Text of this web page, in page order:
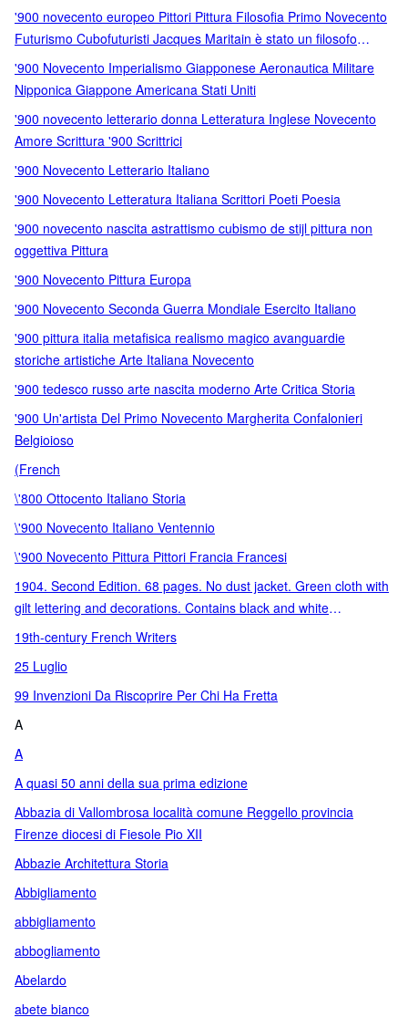
'900 novecento europeo Pittori Pittura Filosofia Primo Novecento
Futurismo Cubofuturisti Jacques Maritain è stato un filosofo
francese
'900 Novecento Imperialismo Giapponese Aeronautica Militare
Nipponica Giappone Americana Stati Uniti
'900 novecento letterario donna Letteratura Inglese Novecento
Amore Scrittura '900 Scrittrici
'900 Novecento Letterario Italiano
'900 Novecento Letteratura Italiana Scrittori Poeti Poesia
'900 novecento nascita astrattismo cubismo de stijl pittura non
oggettiva Pittura
'900 Novecento Pittura Europa
'900 Novecento Seconda Guerra Mondiale Esercito Italiano
'900 pittura italia metafisica realismo magico avanguardie
storiche artistiche Arte Italiana Novecento
'900 tedesco russo arte nascita moderno Arte Critica Storia
'900 Un'artista Del Primo Novecento Margherita Confalonieri
Belgioioso
(French
\'800 Ottocento Italiano Storia
\'900 Novecento Italiano Ventennio
\'900 Novecento Pittura Pittori Francia Francesi
1904. Second Edition. 68 pages. No dust jacket. Green cloth with
gilt lettering and decorations. Contains black and white
Illustrations
19th-century French Writers
25 Luglio
99 Invenzioni Da Riscoprire Per Chi Ha Fretta
A
A
A quasi 50 anni della sua prima edizione
Abbazia di Vallombrosa località comune Reggello provincia
Firenze diocesi di Fiesole Pio XII
Abbazie Architettura Storia
Abbigliamento
abbigliamento
abbogliamento
Abelardo
abete bianco